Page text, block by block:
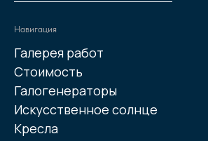
Навигация
Галерея работ
Стоимость
Галогенераторы
Искусственное солнце
Кресла